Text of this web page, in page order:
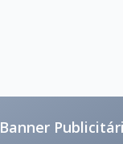
Banner